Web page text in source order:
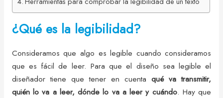
¿Qué es la legibilidad?
Consideramos que algo es legible cuando consideramos
que es fácil de leer. Para que el diseño sea legible el
diseñador tiene que tener en cuentaqué va transmitir,
quién lo va a leer, dónde lo va a leer y cuándo. Hay que